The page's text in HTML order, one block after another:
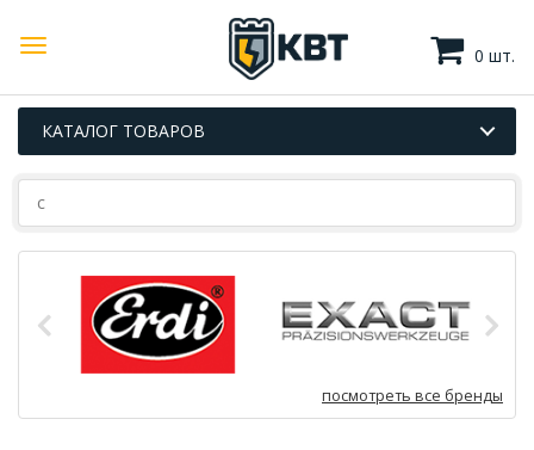
0 шт.
КАТАЛОГ ТОВАРОВ
посмотреть все бренды